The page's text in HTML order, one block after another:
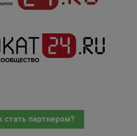
стать партнером?